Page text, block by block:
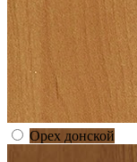
Орех донской